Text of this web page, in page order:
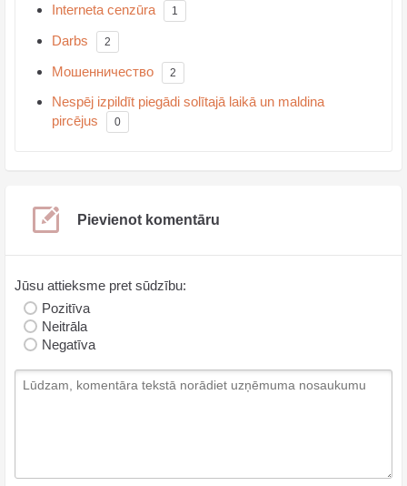
Interneta cenzūra 1
Darbs 2
Мошенничество 2
Nespēj izpildīt piegādi solītajā laikā un maldina
pircējus
0
Pievienot komentāru
Jūsu attieksme pret sūdzību:
Pozitīva
Neitrāla
Negatīva